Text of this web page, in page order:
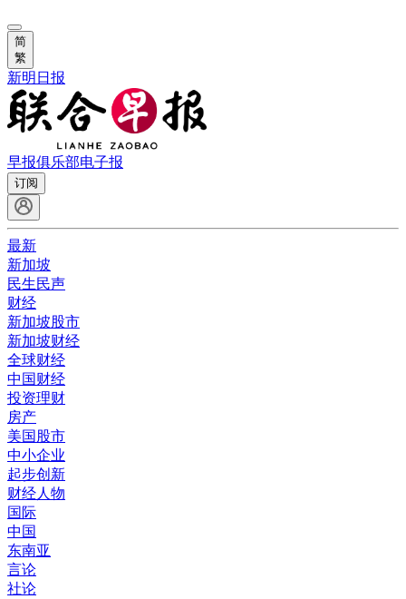
简
繁
新明日报
早报俱乐部电子报
订阅
最新
新加坡
民生民声
财经
新加坡股市
新加坡财经
全球财经
中国财经
投资理财
房产
美国股市
中小企业
起步创新
财经人物
国际
中国
东南亚
言论
社论